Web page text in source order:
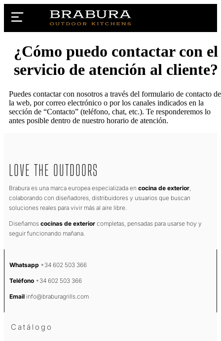
¿Cómo puedo contactar con el
servicio de atención al cliente?
Puedes contactar con nosotros a través del formulario de contacto de
la web, por correo electrónico o por los canales indicados en la
sección de “Contacto” (teléfono, chat, etc.). Te responderemos lo
antes posible dentro de nuestro horario de atención.
LOVE THE OUTDOORS
Brabura es una marca europea especializada en cocina de exterior
colaborando con diseñadores, distribuidores y usuarios que buscan
soluciones reales para vivir más al aire libre.
Diseñamos cocinas de exterior completas, pensadas para usarse hoy y
seguir funcionando mañana.
Whatsapp +34 602 503 366
Teléfono +34 602 503 366
Email info@braburagrills.com
Catálogo